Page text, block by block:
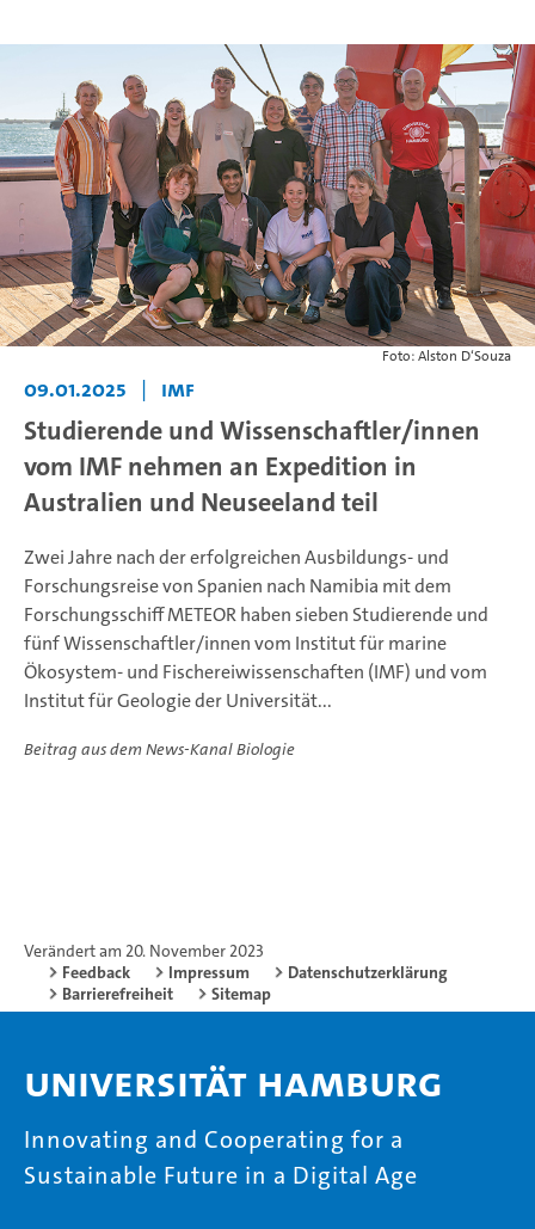
Foto: Alston D‘Souza
09.01.2025 | IMF
Studierende und Wissenschaftler/innen
vom IMF nehmen an Expedition in
Australien und Neuseeland teil
Zwei Jahre nach der erfolgreichen Ausbildungs- und
Forschungsreise von Spanien nach Namibia mit dem
Forschungsschiff METEOR haben sieben Studierende und
fünf Wissenschaftler/innen vom Institut für marine
Ökosystem- und Fischereiwissenschaften (IMF) und vom
Institut für Geologie der Universität...
Beitrag aus dem News-Kanal Biologie
Verändert am 20. November 2023
Feedback
Impressum
Datenschutzerklärung
Barrierefreiheit
Sitemap
Universität Hamburg
Innovating and Cooperating for a
Sustainable Future in a Digital Age